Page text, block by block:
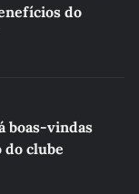
do
boas-vindas
do clube